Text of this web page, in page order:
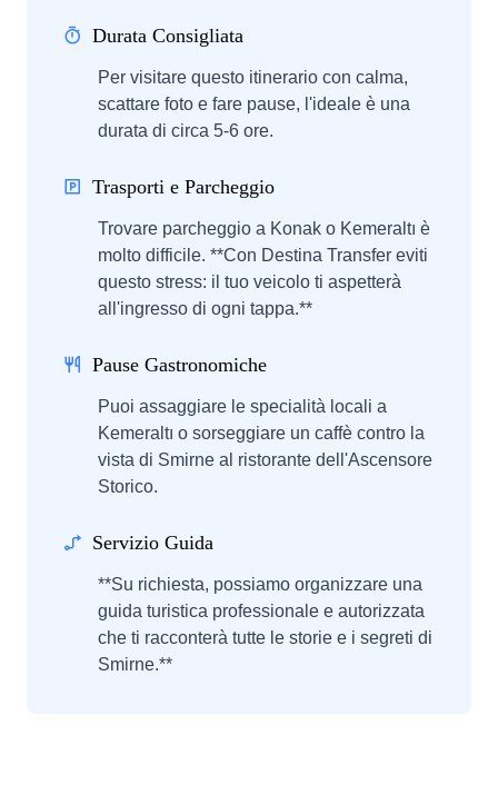
Durata Consigliata
Per visitare questo itinerario con calma,
scattare foto e fare pause, l'ideale è una
durata di circa 5-6 ore.
Trasporti e Parcheggio
Trovare parcheggio a Konak o Kemeraltı è
molto difficile. **Con Destina Transfer eviti
questo stress: il tuo veicolo ti aspetterà
all'ingresso di ogni tappa.**
Pause Gastronomiche
Puoi assaggiare le specialità locali a
Kemeraltı o sorseggiare un caffè contro la
vista di Smirne al ristorante dell'Ascensore
Storico.
Servizio Guida
**Su richiesta, possiamo organizzare una
guida turistica professionale e autorizzata
che ti racconterà tutte le storie e i segreti di
Smirne.**